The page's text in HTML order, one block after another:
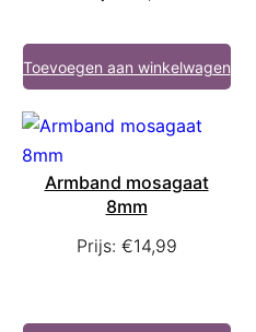
Toevoegen aan winkelwagen
Armband mosagaat
8mm
Prijs: €14,99